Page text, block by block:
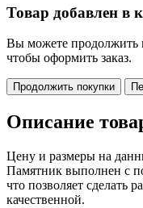
Товар добавлен в
Вы можете продолжить
чтобы оформить заказ.
Продолжить покупки
Описание
Цену и размеры на
Памятник выполнен с
что позволяет сделать
качественной.